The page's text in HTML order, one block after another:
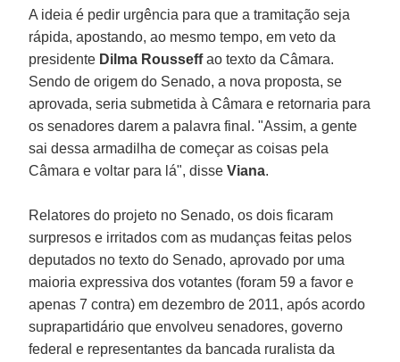
A ideia é pedir urgência para que a tramitação seja
rápida, apostando, ao mesmo tempo, em veto da
presidente Dilma Rousseffao texto da Câmara.
Sendo de origem do Senado, a nova proposta, se
aprovada, seria submetida à Câmara e retornaria para
os senadores darem a palavra final. "Assim, a gente
sai dessa armadilha de começar as coisas pela
Câmara e voltar para lá", disseViana.
Relatores do projeto no Senado, os dois ficaram
surpresos e irritados com as mudanças feitas pelos
deputados no texto do Senado, aprovado por uma
maioria expressiva dos votantes (foram 59 a favor e
apenas 7 contra) em dezembro de 2011, após acordo
suprapartidário que envolveu senadores, governo
federal e representantes da bancada ruralista da